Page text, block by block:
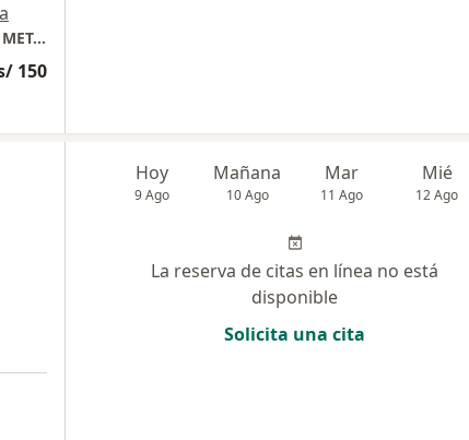
CONSULTORIO MÉDICO DE ENDOCRINOLOGÍA, METABOLISMO Y DIABETES
150
Hoy
9 Ago
Mañana
10 Ago
Mar
11 Ago
Mié
12 Ago
La reserva de citas en línea no está
disponible
Solicita una cita